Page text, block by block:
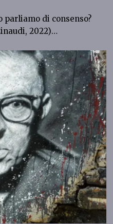
parliamo di consenso?
2022)…